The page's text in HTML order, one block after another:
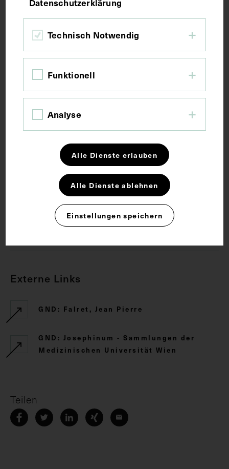
Kurzbeschreibung
Dem Bild lag eine Lithografie als Vorlage zugrunde.
Vorder- und rückseitig mit einem Stempel des
Institutes für Geschichte der Medizin, Wien,
versehen.
Psychiater
Externe Links
GND: Falret, Jean Pierre
GND: Josephinum - Sammlungen der
Medizinischen Universität Wien
Teilen
Datenschutzerklärung
Technisch Notwendig
Funktionell
Analyse
Alle Dienste erlauben
Alle Dienste ablehnen
Einstellungen speichern